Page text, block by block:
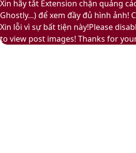
Play
to
top
button
Xin hãy tắt Extension chặn quảng
Ghostly...) để xem đầy đủ hình ảnh!
Xin lỗi vì sự bất tiện này!Please
to view post images! Thanks for